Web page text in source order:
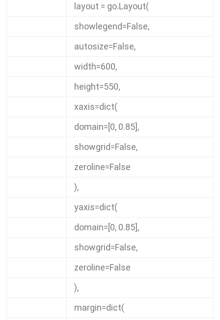
layout = go.Layout(
showlegend=False,
autosize=False,
width=600,
height=550,
xaxis=dict(
domain=[0, 0.85],
showgrid=False,
zeroline=False
),
yaxis=dict(
domain=[0, 0.85],
showgrid=False,
zeroline=False
),
margin=dict(